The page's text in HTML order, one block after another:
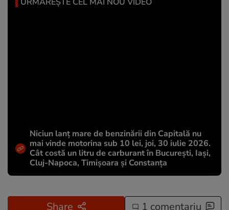
Niciun lanț mare de benzinării din Capitală nu
mai vinde motorina sub 10 lei, joi, 30 iulie 2026.
Cât costă un litru de carburant în București, Iași,
Cluj-Napoca, Timișoara și Constanța
Share 1 comentariu